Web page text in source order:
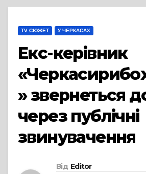
TV СЮЖЕТ У ЧЕРКАСАХ
Екс-керівник
» звернеться
через публічні
звинувачення
Від Editor